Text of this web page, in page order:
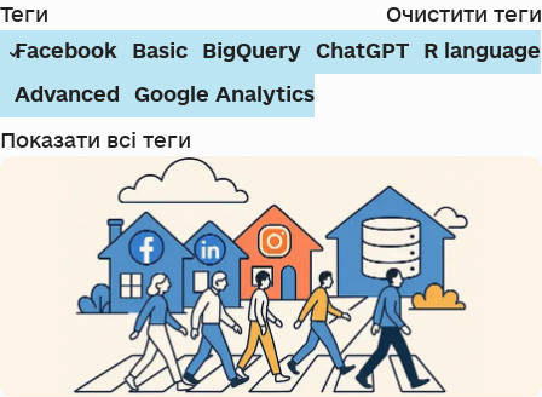
Теги
Очистити теги
Facebook
Basic BigQuery ChatGPT
R language
Advanced
Google Analytics
Показати всі теги